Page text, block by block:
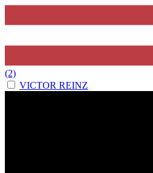
(2)
VICTOR REINZ